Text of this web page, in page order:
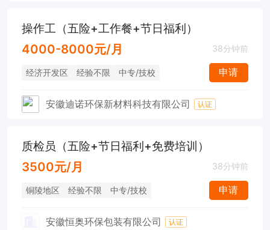
操作工（五险+工作餐+节日福利）
4000-8000元/月 38分钟前
经济开发区 经验不限 中专/技校 申请
安徽迪诺环保新材料科技有限公司 认证
质检员（五险+节日福利+免费培训）
3500元/月 38分钟前
铜陵地区 经验不限 中专/技校 申请
安徽恒奥环保包装有限公司 认证